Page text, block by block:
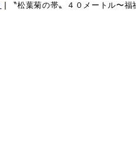
〝松葉菊の帯〟４０メートル〜